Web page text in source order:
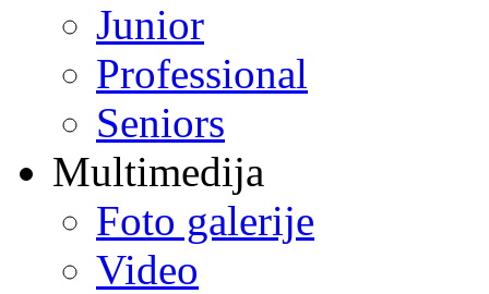
Junior
Professional
Seniors
Multimedija
Foto galerije
Video